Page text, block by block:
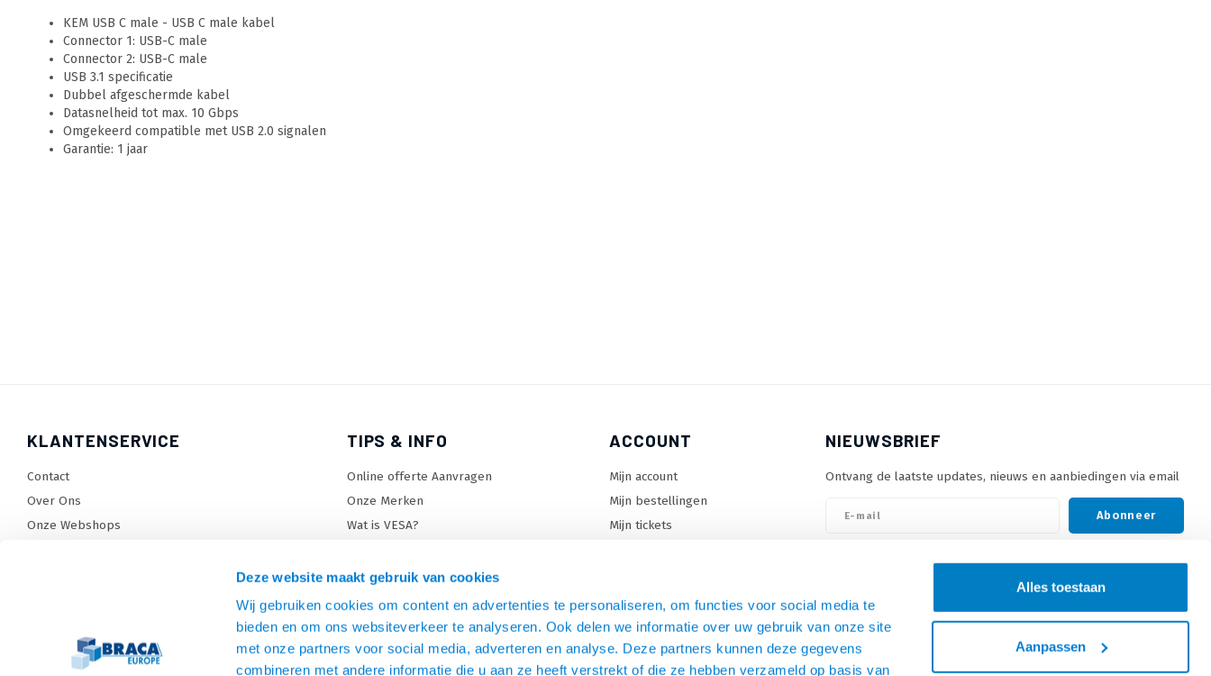
Deze website maakt gebruik van cookies
Wij gebruiken cookies om content en advertenties te personaliseren, om functies voor social media te
bieden en om ons websiteverkeer te analyseren. Ook delen we informatie over uw gebruik van onze site
met onze partners voor social media, adverteren en analyse. Deze partners kunnen deze gegevens
combineren met andere informatie die u aan ze heeft verstrekt of die ze hebben verzameld op basis van
Alles toestaan
Aanpassen
KEM USB C male - USB C male kabel
Connector 1: USB-C male
Connector 2: USB-C male
USB 3.1 specificatie
Dubbel afgeschermde kabel
Datasnelheid tot max. 10 Gbps
Omgekeerd compatible met USB 2.0 signalen
Garantie: 1 jaar
KLANTENSERVICE
Contact
Over Ons
Onze Webshops
Betaalmethoden en voorwaarden
Privacy policy
TIPS & INFO
Online offerte Aanvragen
Onze Merken
Wat is VESA?
TV standaard keuzehulp
TV lift keuzehulp
Monitorarm keuzehulp
SiteMap
ACCOUNT
Mijn account
Mijn bestellingen
Mijn tickets
NIEUWSBRIEF
Ontvang de laatste updates, nieuws en aanbiedingen via email
Abonneer